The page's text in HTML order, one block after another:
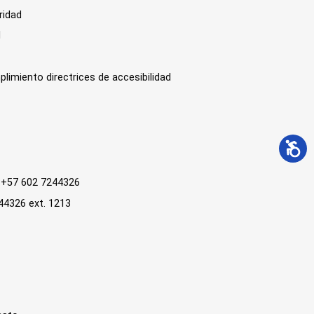
directrices de accesibilidad
602 7244326
ext. 1213